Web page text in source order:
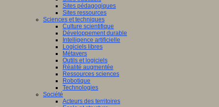
Sites pédagogiques
Sites ressources
Sciences et techniques
Culture scientifique
Développement durable
Intelligence artificielle
Logiciels libres
Métavers
Outils et logiciels
Réalité augmentée
Ressources sciences
Robotique
Technologies
Société
Acteurs des territoires